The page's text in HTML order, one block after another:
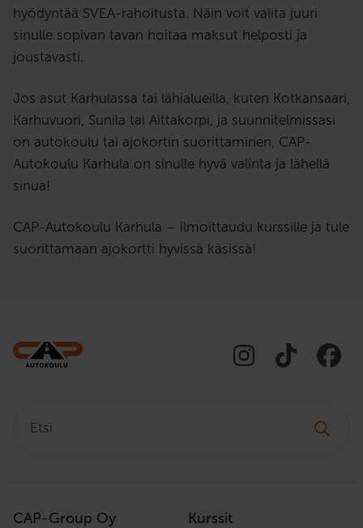
hyödyntää SVEA-rahoitusta. Näin voit valita juuri
sinulle sopivan tavan hoitaa maksut helposti ja
joustavasti.
Jos asut Karhulassa tai lähialueilla, kuten Kotkansaari,
Karhuvuori, Sunila tai Aittakorpi, ja suunnitelmissasi
on autokoulu tai ajokortin suorittaminen, CAP-
Autokoulu Karhula on sinulle hyvä valinta ja lähellä
sinua!
CAP-Autokoulu Karhula – ilmoittaudu kurssille ja tule
suorittamaan ajokortti hyvissä käsissä!
CAP-Group Oy Kurssit